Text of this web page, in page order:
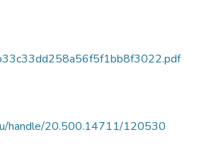
handle/20.500.14711/120530